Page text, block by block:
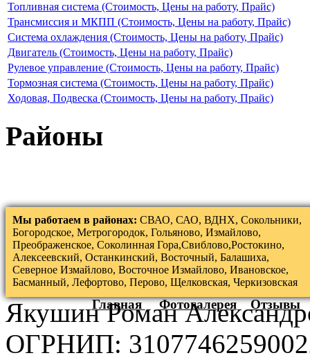
Топливная система (Стоимость, Цены на работу, Прайс)
Трансмиссия и МКПП (Стоимость, Цены на работу, Прайс)
Система охлаждения (Стоимость, Цены на работу, Прайс)
Двигатель (Стоимость, Цены на работу, Прайс)
Рулевое управление (Стоимость, Цены на работу, Прайс)
Тормозная система (Стоимость, Цены на работу, Прайс)
Ходовая, Подвеска (Стоимость, Цены на работу, Прайс)
Районы
Мы работаем в районах: СВАО, САО, ВДНХ, Сокольники,
Богородское, Метрогородок, Гольяново, Измайлово,
Преображенское, Соколинная Гора,Свиблово,Ростокино,
Алексеевский, Останкинский, Восточный, Балашиха,
Северное Измайлово, Восточное Измайлово, Ивановское,
Басманный, Лефортово, Перово, Щелковская, Черкизовская
Главная Фотогалерея Отзывы
Якушин Роман
ОГРНИП: